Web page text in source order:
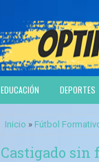
EDUCACIÓN DEPORTES
Inicio » Fútbol
Castigado sin